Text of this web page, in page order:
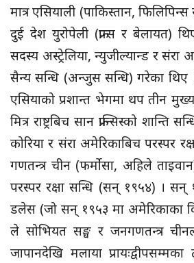
मात्र एसियाली (पाकिस्तान,
दुई देश युरोपेली (फ्रान्स र बेलायत)
सदस्य अस्ट्रेलिया, न्युजील्यान्ड र
सैन्य सन्धि (अन्जुस सन्धि) गरेका थिए
एसियाको प्रशान्त भेगमा थप तीन
मित्र राष्ट्रबिच सान फ्रान्सिस्को
कोरिया र संरा अमेरिकाबिच परस्पर
गणतन्त्र चीन (फर्मोसा, अहिले
परस्पर रक्षा सन्धि (सन् १९५४) । सन्
डलेस (जो सन् १९५३ मा अमेरिकाका
ले सोभियत सङ्घ र जनगणतन्त्र
जापानदेखि मलाया